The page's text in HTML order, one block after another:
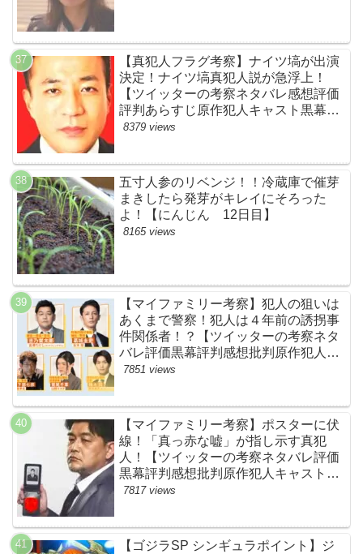
【真犯人フラグ考察】ナイツ塙が出演
決定！ナイツ塙真犯人説が急浮上！
【ツイッターの考察ネタバレ感想評価
評判あらすじ原作犯人キャスト黒幕伏
線まとめ】
8379 views
五寸人参のリベンジ！！冷蔵庫で催芽
まきしたら発芽がキレイにそろった
よ！【にんじん 12日目】
8165 views
【マイファミリー考察】犯人の狙いは
あくまで警察！犯人は４年前の誘拐事
件関係者！？【ツイッターの考察ネタ
バレ評価黒幕評判感想批判原作犯人キ
ャスト脚本あらすじ伏線まとめ】
7851 views
【マイファミリー考察】ポスターに伏
線！「真っ赤な嘘」が指し示す真犯
人！【ツイッターの考察ネタバレ評価
黒幕評判感想批判原作犯人キャスト脚
本あらすじ伏線まとめ・吉乃栄太郎】
7817 views
【ゴジラSP シンギュラポイント】ジ